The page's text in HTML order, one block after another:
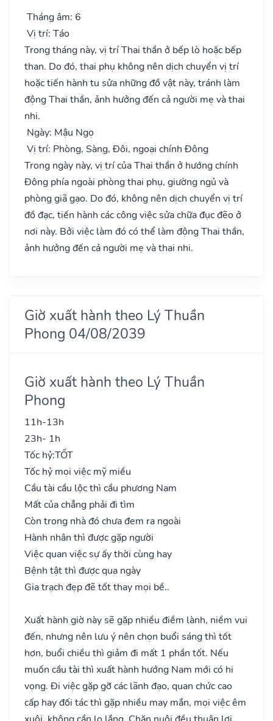
Tháng âm: 6
Vị trí: Táo
Trong tháng này, vị trí Thai thần ở bếp lò hoặc bếp
than. Do đó, thai phụ không nên dịch chuyển vị trí
hoặc tiến hành tu sửa những đồ vật này, tránh làm
động Thai thần, ảnh hưởng đến cả người mẹ và thai
nhi.
Ngày: Mậu Ngọ
Vị trí: Phòng, Sàng, Đôi, ngoại chính Đông
Trong ngày này, vị trí của Thai thần ở hướng chính
Đông phía ngoài phòng thai phụ, giường ngủ và
phòng giã gạo. Do đó, không nên dịch chuyển vị trí
đồ đạc, tiến hành các công việc sửa chữa đục đẽo ở
nơi này. Bởi việc làm đó có thể làm động Thai thần,
ảnh hưởng đến cả người mẹ và thai nhi.
Giờ xuất hành theo Lý Thuần
Phong 04/08/2039
Giờ xuất hành theo Lý Thuần
Phong
11h-13h
23h- 1h
Tốc hỷ:TỐT
Tốc hỷ mọi việc mỹ miều
Cầu tài cầu lộc thì cầu phương Nam
Mất của chẳng phải đi tìm
Còn trong nhà đó chưa đem ra ngoài
Hành nhân thì được gặp người
Việc quan việc sự ấy thời cùng hay
Bệnh tật thì được qua ngày
Gia trạch đẹp đẽ tốt thay mọi bề..
Xuất hành giờ này sẽ gặp nhiều điềm lành, niềm vui
đến, nhưng nên lưu ý nên chọn buổi sáng thì tốt
hơn, buổi chiều thì giảm đi mất 1 phần tốt. Nếu
muốn cầu tài thì xuất hành hướng Nam mới có hi
vọng. Đi việc gặp gỡ các lãnh đạo, quan chức cao
cấp hay đối tác thì gặp nhiều may mắn, mọi việc êm